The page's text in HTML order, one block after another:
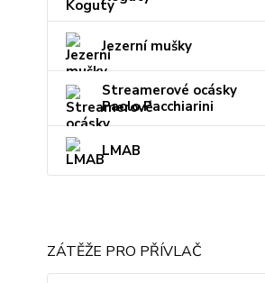
Jezerní mušky
Streamerové ocásky
Paolo Pacchiarini
LMAB
ZÁTĚŽE PRO PŘÍVLAČ